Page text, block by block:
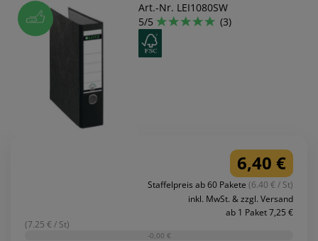
Art.-Nr. LEI1080SW
5/5
(3)
6,40 €
Staffelpreis ab 60 Pakete (6.40 € / St)
inkl. MwSt. & zzgl. Versand
ab 1 Paket 7,25 €
(7.25 € / St)
-0,00 €